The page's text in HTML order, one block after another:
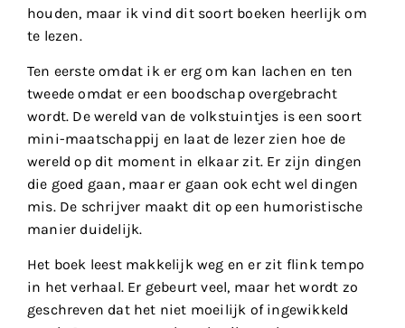
houden, maar ik vind dit soort boeken heerlijk om
te lezen.
Ten eerste omdat ik er erg om kan lachen en ten
tweede omdat er een boodschap overgebracht
wordt. De wereld van de volkstuintjes is een soort
mini-maatschappij en laat de lezer zien hoe de
wereld op dit moment in elkaar zit. Er zijn dingen
die goed gaan, maar er gaan ook echt wel dingen
mis. De schrijver maakt dit op een humoristische
manier duidelijk.
Het boek leest makkelijk weg en er zit flink tempo
in het verhaal. Er gebeurt veel, maar het wordt zo
geschreven dat het niet moeilijk of ingewikkeld